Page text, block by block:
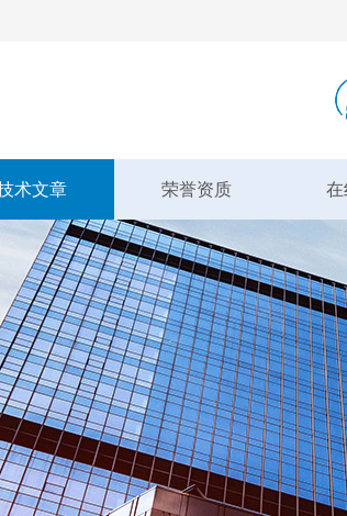
术文章 荣誉资质 在